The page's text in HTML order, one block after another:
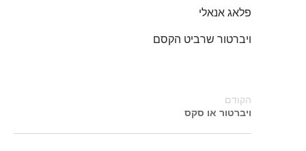
פלאג אנאלי
ויברטור שרביט הקסם
הקודם
ויברטור או סקס